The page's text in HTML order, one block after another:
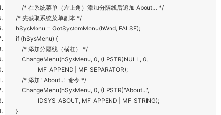
/* 在系统菜单（左上角）添加分隔线后追加 About… */
/* 先获取系统菜单副本 */
hSysMenu = GetSystemMenu(hWnd, FALSE);
if (hSysMenu) {
/* 添加分隔线（横杠） */
ChangeMenu(hSysMenu, 0, (LPSTR)NULL, 0,
MF_APPEND | MF_SEPARATOR);
/* 添加 "About..." 命令 */
ChangeMenu(hSysMenu, 0, (LPSTR)"About...",
IDSYS_ABOUT, MF_APPEND | MF_STRING);
}